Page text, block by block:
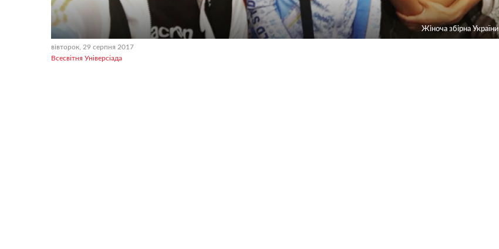
Жіноча збірна України
вівторок, 29 серпня 2017
Всесвiтня Унiверсiaда